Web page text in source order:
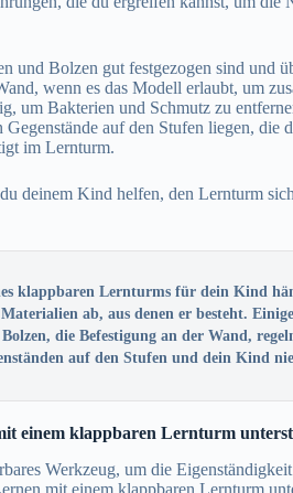
und Bolzen gut festgezogen sind und
wenn es das Modell erlaubt, um
um Bakterien und Schmutz zu
auf den Stufen liegen, die
im Lernturm.
deinem Kind helfen, den Lernturm
klappbaren Lernturms für dein Kind
ab, aus denen er besteht.
die Befestigung an der Wand,
auf den Stufen und dein Kind
einem klappbaren Lernturm
Werkzeug, um die
mit einem klappbaren Lernturm